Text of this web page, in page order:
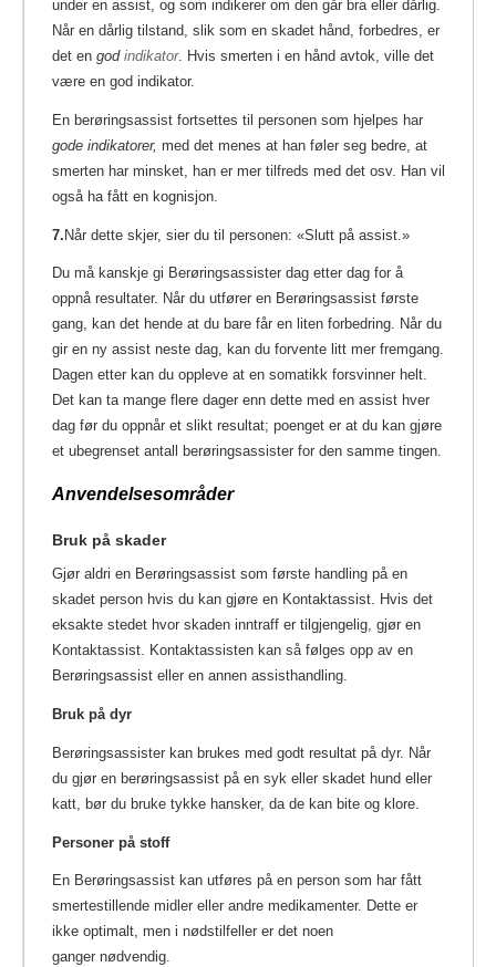
under en assist, og som indikerer om den går bra eller dårlig.
Når en dårlig tilstand, slik som en skadet hånd, forbedres, er
det en god indikator. Hvis smerten i en hånd avtok, ville det
være en god indikator.
En berøringsassist fortsettes til personen som hjelpes har
gode indikatorer, med det menes at han føler seg bedre, at
smerten har minsket, han er mer tilfreds med det osv. Han vil
også ha fått en kognisjon.
7.Når dette skjer, sier du til personen: «Slutt på assist.»
Du må kanskje gi Berøringsassister dag etter dag for å
oppnå resultater. Når du utfører en Berøringsassist første
gang, kan det hende at du bare får en liten forbedring. Når du
gir en ny assist neste dag, kan du forvente litt mer fremgang.
Dagen etter kan du oppleve at en somatikk forsvinner helt.
Det kan ta mange flere dager enn dette med en assist hver
dag før du oppnår et slikt resultat; poenget er at du kan gjøre
et ubegrenset antall berøringsassister for den samme tingen.
Anvendelsesområder
Bruk på skader
Gjør aldri en Berøringsassist som første handling på en
skadet person hvis du kan gjøre en Kontaktassist. Hvis det
eksakte stedet hvor skaden inntraff er tilgjengelig, gjør en
Kontaktassist. Kontaktassisten kan så følges opp av en
Berøringsassist eller en annen assisthandling.
Bruk på dyr
Berøringsassister kan brukes med godt resultat på dyr. Når
du gjør en berøringsassist på en syk eller skadet hund eller
katt, bør du bruke tykke hansker, da de kan bite og klore.
Personer på stoff
En Berøringsassist kan utføres på en person som har fått
smertestillende midler eller andre medikamenter. Dette er
ikke optimalt, men i nødstilfeller er det noen
ganger nødvendig.